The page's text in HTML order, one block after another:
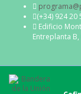
(+34) 924 20
Edificio
Entreplanta